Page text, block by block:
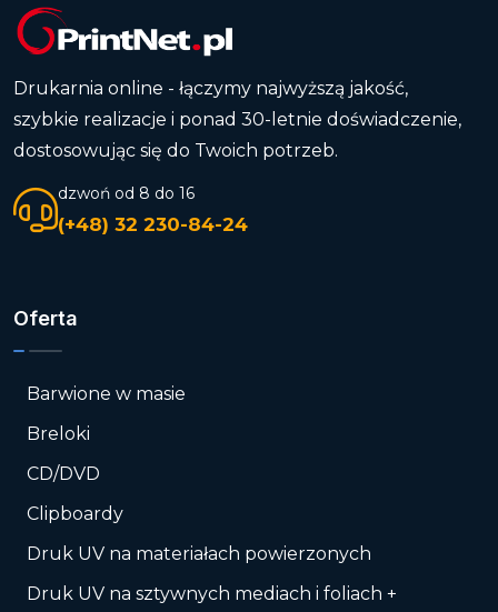
Drukarnia online - łączymy najwyższą jakość,
szybkie realizacje i ponad 30-letnie doświadczenie,
dostosowując się do Twoich potrzeb.
dzwoń od 8 do 16
(+48) 32 230-84-24
Oferta
Barwione w masie
Breloki
CD/DVD
Clipboardy
Druk UV na materiałach powierzonych
Druk UV na sztywnych mediach i foliach +